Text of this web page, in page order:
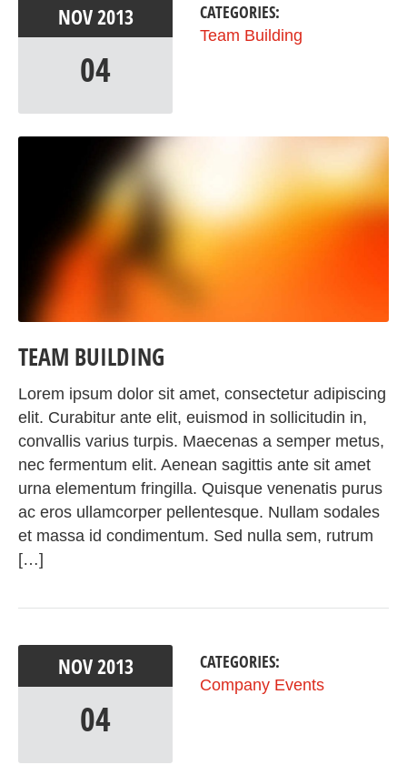
NOV2013
04
CATEGORIES:
Team Building
TEAM BUILDING
Lorem ipsum dolor sit amet, consectetur adipiscing
elit. Curabitur ante elit, euismod in sollicitudin in,
convallis varius turpis. Maecenas a semper metus,
nec fermentum elit. Aenean sagittis ante sit amet
urna elementum fringilla. Quisque venenatis purus
ac eros ullamcorper pellentesque. Nullam sodales
et massa id condimentum. Sed nulla sem, rutrum
[…]
NOV2013
04
CATEGORIES:
Company Events